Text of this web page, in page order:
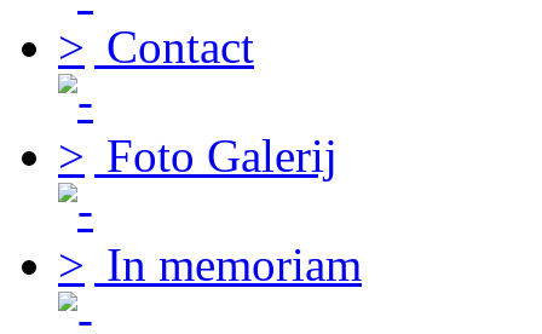
Contact
Foto Galerij
In memoriam